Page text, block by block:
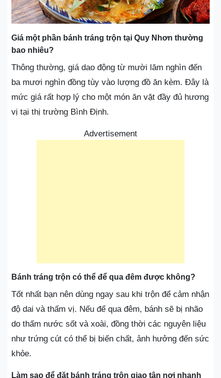
Giá một phần bánh tráng trộn tại Quy Nhơn thường
bao nhiêu?
Thông thường, giá dao động từ mười lăm nghìn đến
ba mươi nghìn đồng tùy vào lượng đồ ăn kèm. Đây là
mức giá rất hợp lý cho một món ăn vặt đầy đủ hương
vị tại thị trường Bình Định.
Advertisement
Bánh tráng trộn có thể để qua đêm được không?
Tốt nhất bạn nên dùng ngay sau khi trộn để cảm nhận
độ dai và thấm vị. Nếu để qua đêm, bánh sẽ bị nhão
do thấm nước sốt và xoài, đồng thời các nguyên liệu
như trứng cút có thể bị biến chất, ảnh hưởng đến sức
khỏe.
Làm sao để đặt bánh tráng trộn giao tận nơi nhanh